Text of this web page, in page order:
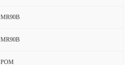
MR90B
MR90B
POM